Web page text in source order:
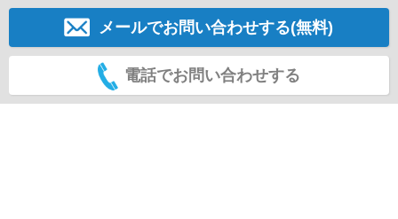
メールでお問い合わせする(無料)
電話でお問い合わせする